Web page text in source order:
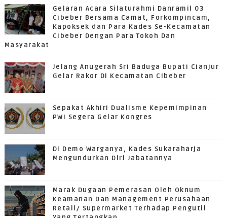
Gelaran Acara Silaturahmi Danramil 03
Cibeber Bersama Camat, Forkompincam,
Kapoksek dan Para Kades Se-Kecamatan
Cibeber Dengan Para Tokoh Dan
Masyarakat
Jelang Anugerah Sri Baduga Bupati Cianjur
Gelar Rakor Di Kecamatan Cibeber
Sepakat Akhiri Dualisme Kepemimpinan
PWI Segera Gelar Kongres
Di Demo Warganya, Kades Sukaraharja
Mengundurkan Diri Jabatannya
Marak Dugaan Pemerasan Oleh Oknum
Keamanan Dan Management Perusahaan
Retail/ Supermarket Terhadap Pengutil